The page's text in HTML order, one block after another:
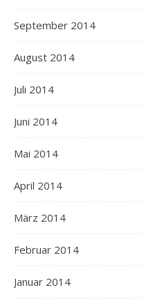
September 2014
August 2014
Juli 2014
Juni 2014
Mai 2014
April 2014
März 2014
Februar 2014
Januar 2014